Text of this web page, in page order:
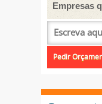
Empresas